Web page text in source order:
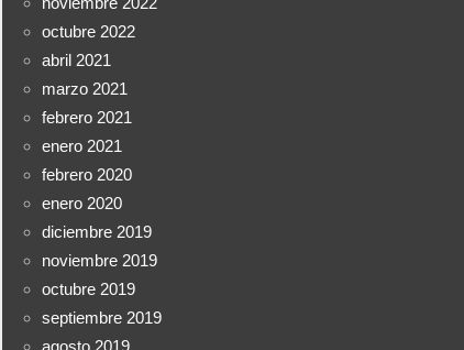
octubre 2022
abril 2021
marzo 2021
febrero 2021
enero 2021
febrero 2020
enero 2020
diciembre 2019
noviembre 2019
octubre 2019
septiembre 2019
agosto 2019